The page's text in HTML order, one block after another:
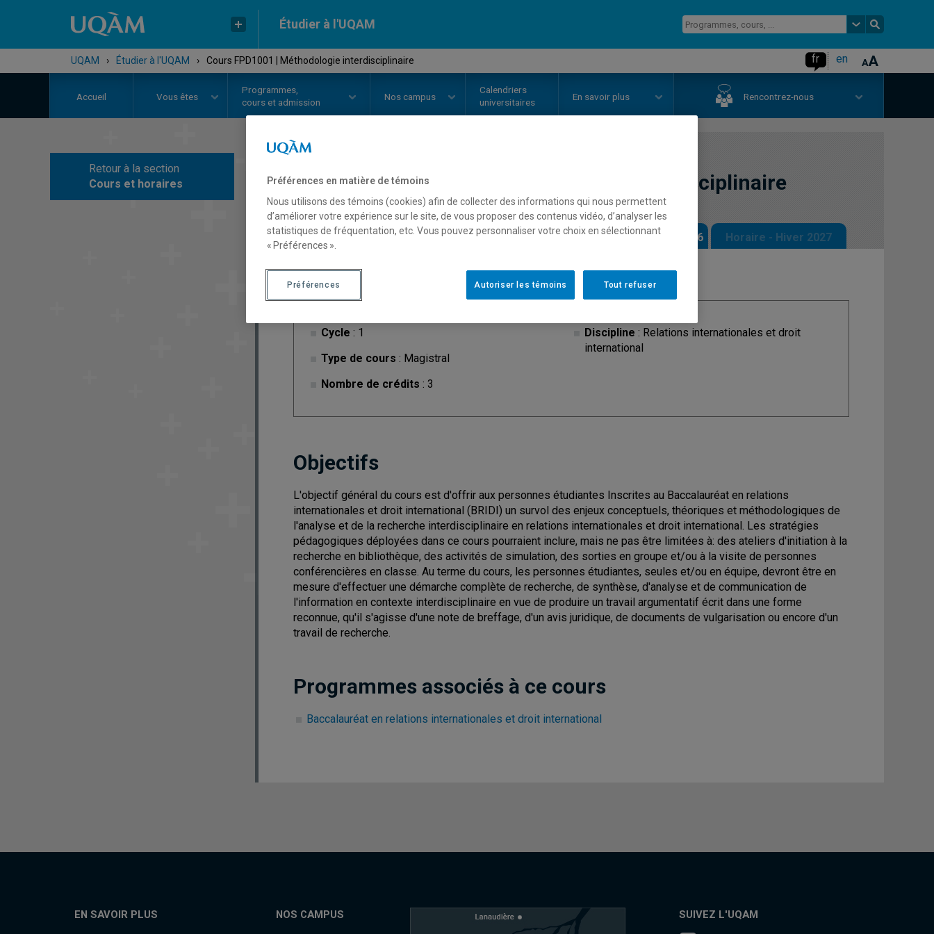
Étudier à l'UQAM
UQAM › Étudier à l'UQAM › Cours FPD1001 | Méthodologie interdisciplinaire fr en
Accueil Vous êtes
Programmes,
cours et admission
Nos campus
Calendriers
universitaires
En savoir plus Rencontrez-nous
Retour à la section
Cours et horaires
COURS// FPD1001 Méthodologie interdisciplinaire
Description Horaire - Été 2026 Horaire - Automne 2026 Horaire - Hiver 2027
Cycle : 1
Type de cours : Magistral
Nombre de crédits : 3
Discipline : Relations internationales et droit
international
Objectifs
L'objectif général du cours est d'offrir aux personnes étudiantes Inscrites au Baccalauréat en relations
internationales et droit international (BRIDI) un survol des enjeux conceptuels, théoriques et méthodologiques de
l'analyse et de la recherche interdisciplinaire en relations internationales et droit international. Les stratégies
pédagogiques déployées dans ce cours pourraient inclure, mais ne pas être limitées à: des ateliers d'initiation à la
recherche en bibliothèque, des activités de simulation, des sorties en groupe et/ou à la visite de personnes
conférencières en classe. Au terme du cours, les personnes étudiantes, seules et/ou en équipe, devront être en
mesure d'effectuer une démarche complète de recherche, de synthèse, d'analyse et de communication de
l'information en contexte interdisciplinaire en vue de produire un travail argumentatif écrit dans une forme
reconnue, qu'il s'agisse d'une note de breffage, d'un avis juridique, de documents de vulgarisation ou encore d'un
travail de recherche.
Programmes associés à ce cours
Baccalauréat en relations internationales et droit international
EN SAVOIR PLUS NOS CAMPUS SUIVEZ L'UQAM
Préférences en matière de témoins
Nous utilisons des témoins (cookies) afin de collecter des informations qui nous permettent
d’améliorer votre expérience sur le site, de vous proposer des contenus vidéo, d’analyser les
statistiques de fréquentation, etc. Vous pouvez personnaliser votre choix en sélectionnant
« Préférences ».
Tout refuser
Autoriser les témoins
Préférences